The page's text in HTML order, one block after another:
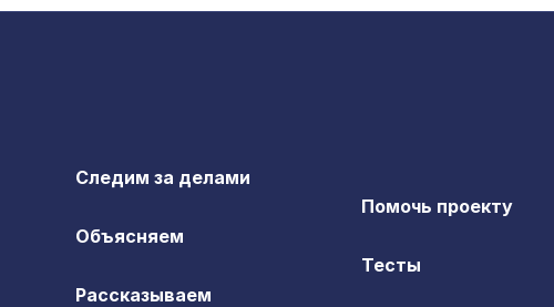
Следим за делами
Объясняем
Рассказываем
Помочь проекту
Тесты